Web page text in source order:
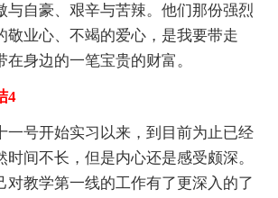
与自豪、艰辛与苦辣。他们那份强烈
敬业心、不竭的爱心，是我要带走
身边的一笔宝贵的财富。
4
号开始实习以来，到目前为止已经
时间不长，但是内心还是感受颇深。
对教学第一线的工作有了更深入的了